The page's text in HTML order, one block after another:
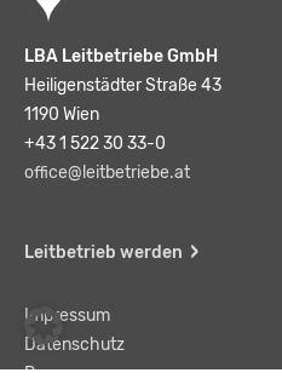
LBA Leitbetriebe GmbH
Heiligenstädter Straße 43
1190 Wien
+43 1 522 30 33-0
office@leitbetriebe.at
Leitbetrieb werden
Impressum
Datenschutz
Presse